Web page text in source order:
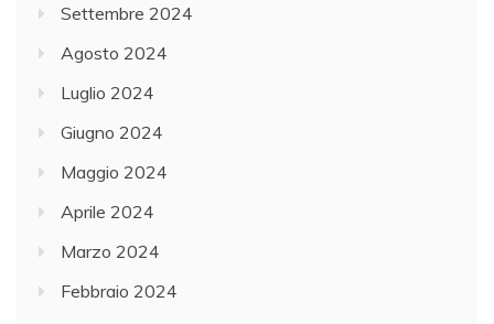
Settembre 2024
Agosto 2024
Luglio 2024
Giugno 2024
Maggio 2024
Aprile 2024
Marzo 2024
Febbraio 2024